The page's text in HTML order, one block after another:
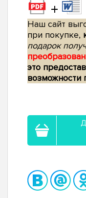
+
Наш сайт
при покупке,
подарок
это
возможности